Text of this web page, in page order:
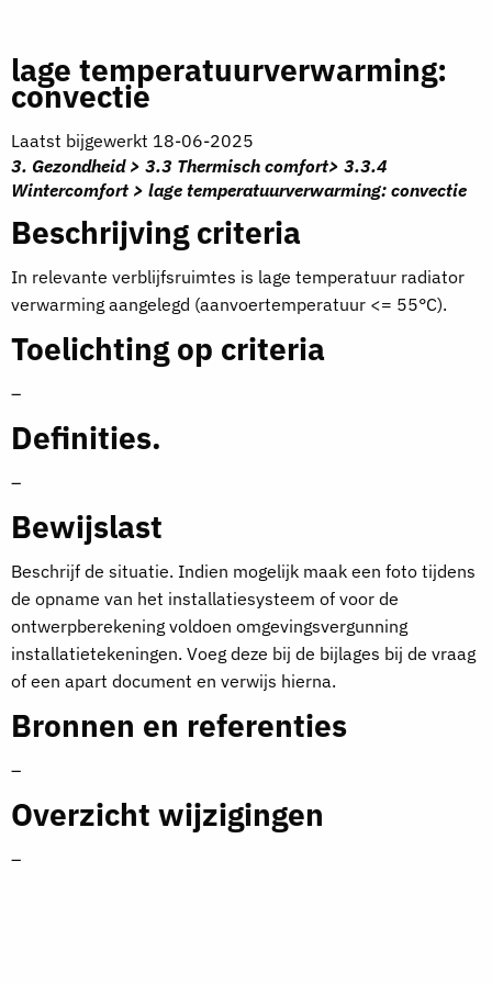
lage temperatuurverwarming:
convectie
Laatst bijgewerkt 18-06-2025
3. Gezondheid > 3.3 Thermisch comfort> 3.3.4
Wintercomfort > lage temperatuurverwarming: convectie
Beschrijving criteria
In relevante verblijfsruimtes is lage temperatuur radiator
verwarming aangelegd (aanvoertemperatuur <= 55°C).
Toelichting op criteria
–
Definities.
–
Bewijslast
Beschrijf de situatie. Indien mogelijk maak een foto tijdens
de opname van het installatiesysteem of voor de
ontwerpberekening voldoen omgevingsvergunning
installatietekeningen. Voeg deze bij de bijlages bij de vraag
of een apart document en verwijs hierna.
Bronnen en referenties
–
Overzicht wijzigingen
–